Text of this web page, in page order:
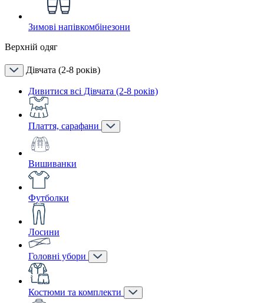
Зимові напівкомбінезони
Верхній одяг
Дівчата (2-8 років)
Дивитися всі Дівчата (2-8 років)
Плаття, сарафани
Вишиванки
Футболки
Лосини
Головні убори
Костюми та комплекти